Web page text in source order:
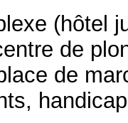
(hôtel
de
de